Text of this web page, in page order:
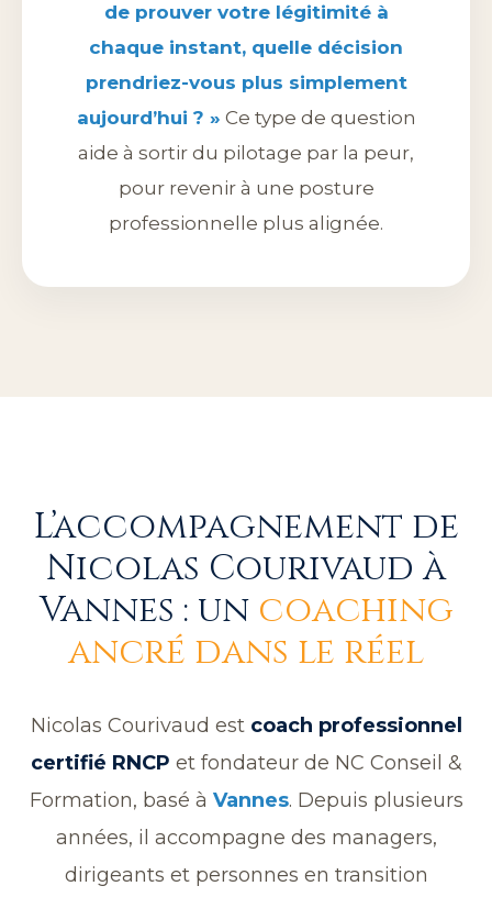
de prouver votre légitimité à
chaque instant, quelle décision
prendriez-vous plus simplement
aujourd’hui ? » Ce type de question
aide à sortir du pilotage par la peur,
pour revenir à une posture
professionnelle plus alignée.
L’accompagnement de
Nicolas Courivaud à
Vannes : un coaching
ancré dans le réel
Nicolas Courivaud est coach professionnel
certifié RNCP et fondateur de NC Conseil &
Formation, basé à Vannes. Depuis plusieurs
années, il accompagne des managers,
dirigeants et personnes en transition